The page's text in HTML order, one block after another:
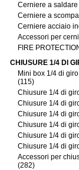
Cerniere a
Cerniere a
Cerniere acciaio
Accessori per
FIRE
CHIUSURE 1/4 DI
Mini box 1/4 di
(115)
Chiusure 1/4 di
Chiusure 1/4 di
Chiusure 1/4 di
Chiusure 1/4 di
Chiusure 1/4 di
Chiusure 1/4 di
Accessori per
(282)